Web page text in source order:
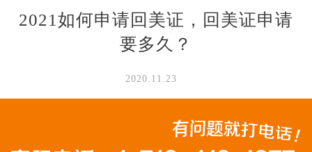
2021如何申请回美证，回美证申请
要多久？
2020.11.23